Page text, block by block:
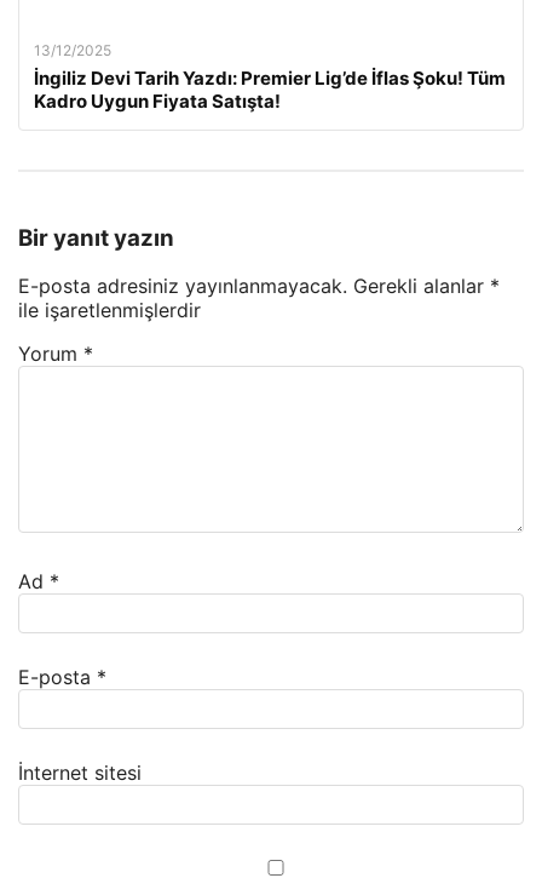
13/12/2025
İngiliz Devi Tarih Yazdı: Premier Lig’de İflas Şoku! Tüm
Kadro Uygun Fiyata Satışta!
Bir yanıt yazın
E-posta adresiniz yayınlanmayacak. Gerekli alanlar *
ile işaretlenmişlerdir
Yorum *
Ad *
E-posta *
İnternet sitesi